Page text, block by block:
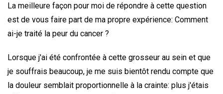
La meilleure façon pour moi de répondre à cette question
est de vous faire part de ma propre expérience: Comment
ai-je traité la peur du cancer ?
Lorsque j'ai été confrontée à cette grosseur au sein et que
je souffrais beaucoup, je me suis bientôt rendu compte que
la douleur semblait proportionnelle à la crainte: plus j'étais